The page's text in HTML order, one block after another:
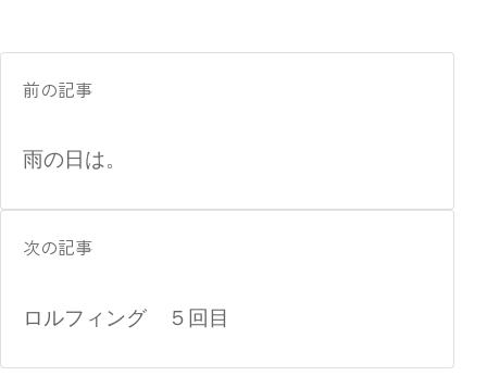
前の記事
雨の日は。
次の記事
ロルフィング ５回目